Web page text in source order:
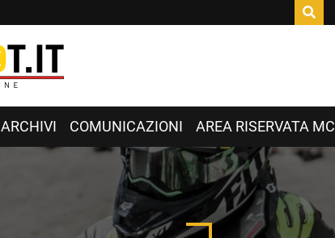
ARCHIVI COMUNICAZIONI AREA RISERVATA MC